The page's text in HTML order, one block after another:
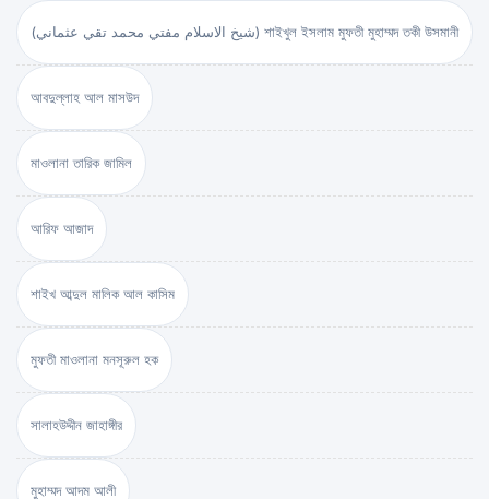
(شيخ الاسلام مفتي محمد تقي عثماني) শাইখুল ইসলাম মুফতী মুহাম্মদ তকী উসমানী
আবদুল্লাহ আল মাসউদ
মাওলানা তারিক জামিল
আরিফ আজাদ
শাইখ আব্দুল মালিক আল কাসিম
মুফতী মাওলানা মনসূরুল হক
সালাহউদ্দীন জাহাঙ্গীর
মুহাম্মদ আদম আলী